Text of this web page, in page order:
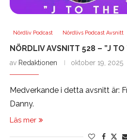
Nördliv Podcast Nördlivs Podcast Avsnitt
NÖRDLIV AVSNITT 528 – ”J TO
av Redaktionen oktober 19, 2025
Medverkande i detta avsnitt är:
Danny.
Läs mer